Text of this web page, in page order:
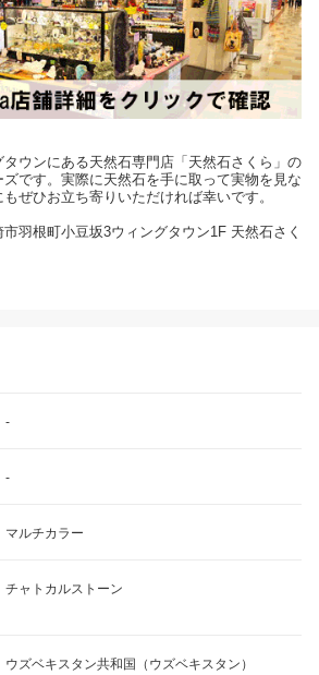
ウンにある天然石専門店「天然石さくら」の
です。実際に天然石を手に取って実物を見な
ぜひお立ち寄りいただければ幸いです。
羽根町小豆坂3ウィングタウン1F 天然石さく
-
-
マルチカラー
チャトカルストーン
ウズベキスタン共和国（ウズベキスタン）